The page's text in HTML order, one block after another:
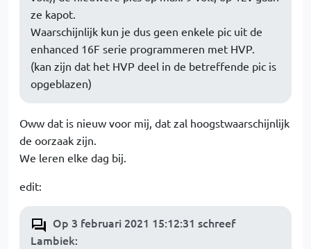
ze kapot.
Waarschijnlijk kun je dus geen enkele pic uit de
enhanced 16F serie programmeren met HVP.
(kan zijn dat het HVP deel in de betreffende pic is
opgeblazen)
Oww dat is nieuw voor mij, dat zal hoogstwaarschijnlijk
de oorzaak zijn.
We leren elke dag bij.
edit:
Op 3 februari 2021 15:12:31 schreef
Lambiek: